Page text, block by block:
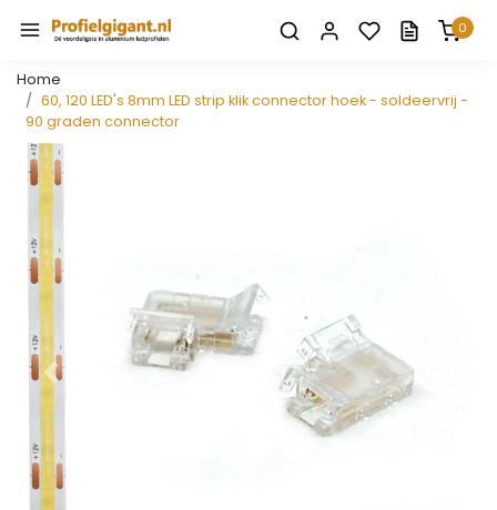
0
Home
60, 120 LED's 8mm LED strip klik connector hoek - soldeervrij -
90 graden connector
Vorige